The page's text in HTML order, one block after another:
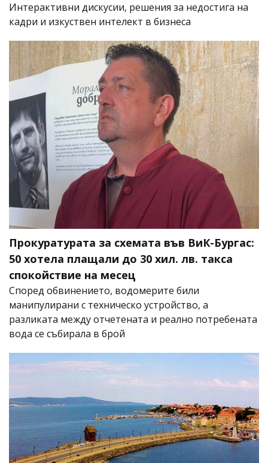
Интерактивни дискусии, решения за недостига на
кадри и изкуствен интелект в бизнеса
Прокуратурата за схемата във ВиК-Бургас:
50 хотела плащали до 30 хил. лв. такса
спокойствие на месец
Според обвинението, водомерите били
манипулирани с техническо устройство, а
разликата между отчетената и реално потребената
вода се събирала в брой